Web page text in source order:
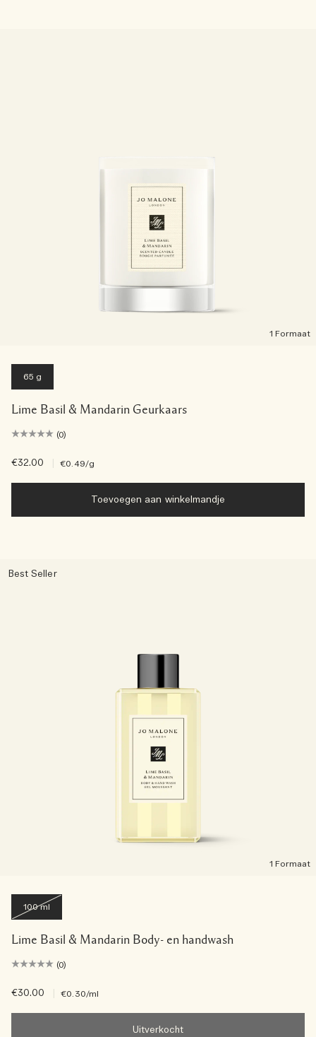
1 Formaat
65 g
Lime Basil & Mandarin Geurkaars
(0)
€32.00 €0.49/g
Toevoegen aan winkelmandje
Best Seller
1 Formaat
100 ml
Lime Basil & Mandarin Body- en handwash
(0)
€30.00 €0.30/ml
Uitverkocht